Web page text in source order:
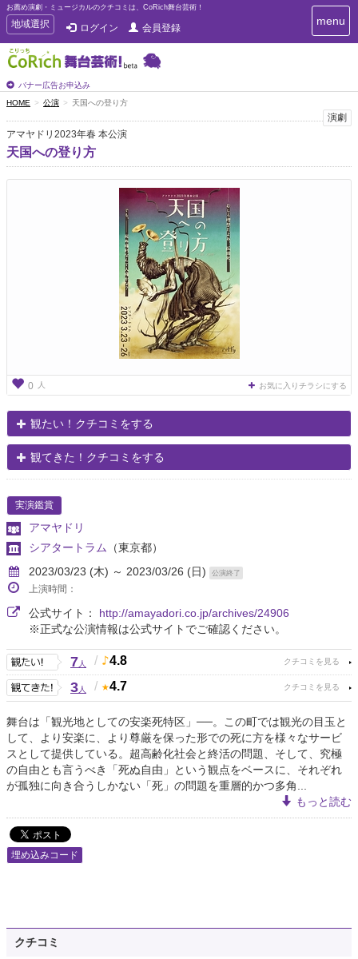
お薦め演劇・ミュージカルのクチコミは、CoRich舞台芸術！
T
o
g
g
e
n
a
v
i
g
地域選択 ログイン 会員登録
バナー広告お申込み
T
o
i
g
menu
HOME 公演 天国への登り方
演劇
アマヤドリ2023年春 本公演
天国への登り方
0 人 お気に入りチラシにする
観たい！クチコミをする
観てきた！クチコミをする
実演鑑賞
アマヤドリ
シアタートラム
（東京都）
2023/03/23 (木) ～ 2023/03/26 (日)
公演終了
上演時間：
公式サイト： http://amayadori.co.jp/archives/24906
※正式な公演情報は公式サイトでご確認ください。
7人 / 4.8
3人 / 4.7
舞台は「観光地としての安楽死特区」──。この町では観光の目玉と
して、より安楽に、より尊厳を保った形での死に方を様々なサービ
スとして提供している。超高齢化社会と終活の問題、そして、究極
の自由とも言うべき「死ぬ自由」という観点をベースに、それぞれ
が孤独に向き合うしかない「死」の問題を重層的かつ多角...
もっと読む
埋め込みコード
クチコミ